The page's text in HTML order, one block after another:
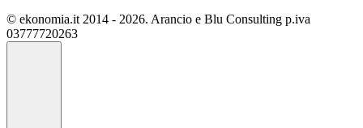
© ekonomia.it 2014 - 2026. Arancio e Blu Consulting p.iva
03777720263